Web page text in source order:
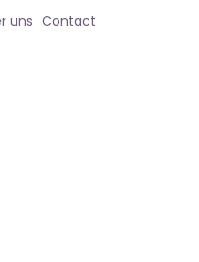
uns Contact